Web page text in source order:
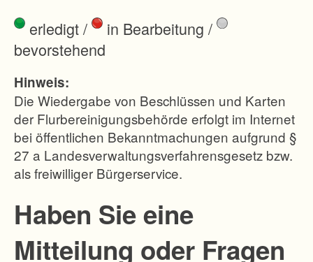
erledigt/ in Bearbeitung /
bevorstehend
Hinweis:
Die Wiedergabe von Beschlüssen und Karten
der Flurbereinigungsbehörde erfolgt im Internet
bei öffentlichen Bekanntmachungen aufgrund §
27 a Landesverwaltungsverfahrensgesetz bzw.
als freiwilliger Bürgerservice.
Haben Sie eine
Mitteilung oder Fragen